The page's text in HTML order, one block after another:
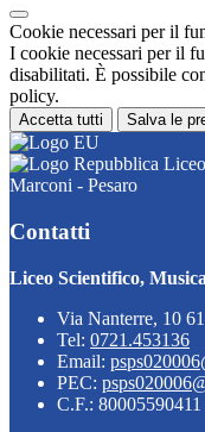
Cookie necessari per il
I cookie necessari per il
disabilitati. È possibile
policy.
Accetta tutti Salva le
Marconi - Pesaro
Contatti
Liceo Scientifico,
Via Nanterre, 10
Tel: 0721.453136
Email:
PEC:
C.F.: 80005590411